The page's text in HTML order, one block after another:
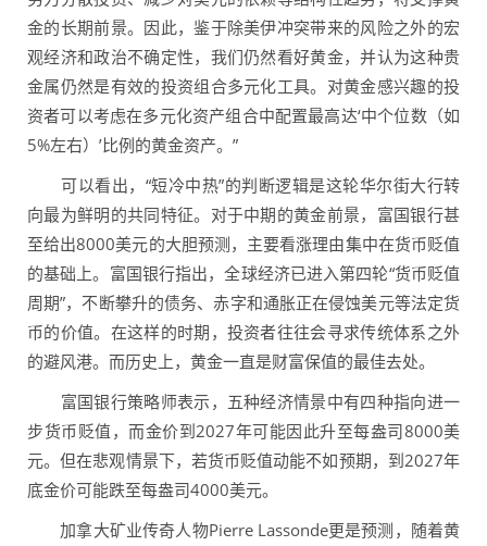
金的长期前景。因此，鉴于除美伊冲突带来的风险之外的宏
观经济和政治不确定性，我们仍然看好黄金，并认为这种贵
金属仍然是有效的投资组合多元化工具。对黄金感兴趣的投
资者可以考虑在多元化资产组合中配置最高达‘中个位数（如
5%左右）’比例的黄金资产。”
可以看出，“短冷中热”的判断逻辑是这轮华尔街大行转
向最为鲜明的共同特征。对于中期的黄金前景，富国银行甚
至给出8000美元的大胆预测，主要看涨理由集中在货币贬值
的基础上。富国银行指出，全球经济已进入第四轮“货币贬值
周期”，不断攀升的债务、赤字和通胀正在侵蚀美元等法定货
币的价值。在这样的时期，投资者往往会寻求传统体系之外
的避风港。而历史上，黄金一直是财富保值的最佳去处。
富国银行策略师表示，五种经济情景中有四种指向进一
步货币贬值，而金价到2027年可能因此升至每盎司8000美
元。但在悲观情景下，若货币贬值动能不如预期，到2027年
底金价可能跌至每盎司4000美元。
加拿大矿业传奇人物Pierre Lassonde更是预测，随着黄